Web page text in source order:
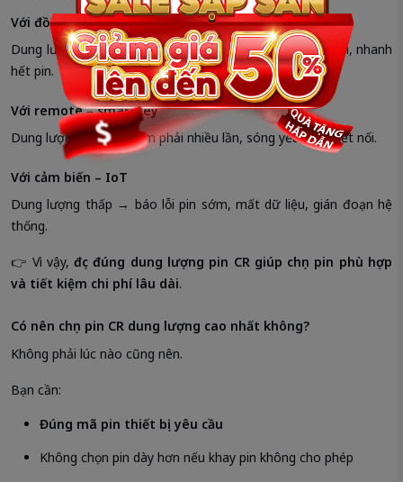
Với đồng hồ
Dung lượng pin thấp → đồng hồ chạy chậm, kim nhảy sai, nhanh
hết pin.
Với remote – smartkey
Dung lượng thấp → bấm phải nhiều lần, sóng yếu, mất kết nối.
Với cảm biến – IoT
Dung lượng thấp → báo lỗi pin sớm, mất dữ liệu, gián đoạn hệ
thống.
👉 Vì vậy,đọc đúng dung lượng pin CR giúp chọn pin phù hợp
và tiết kiệm chi phí lâu dài.
Có nên chọn pin CR dung lượng cao nhất không?
Không phải lúc nào cũng nên.
Bạn cần:
Đúng mã pin thiết bị yêu cầu
Không chọn pin dày hơn nếu khay pin không cho phép